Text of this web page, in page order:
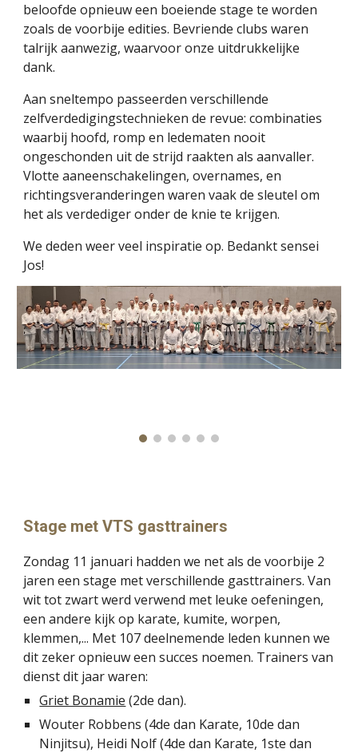
beloofde opnieuw een boeiende stage te worden
zoals de voorbije edities. Bevriende clubs waren
talrijk aanwezig, waarvoor onze uitdrukkelijke
dank.
Aan sneltempo passeerden verschillende
zelfverdedigingstechnieken de revue: combinaties
waarbij hoofd, romp en ledematen nooit
ongeschonden uit de strijd raakten als aanvaller.
Vlotte aaneenschakelingen, overnames, en
richtingsveranderingen waren vaak de sleutel om
het als verdediger onder de knie te krijgen.
We deden weer veel inspiratie op. Bedankt sensei
Jos!
Stage met VTS gasttrainers
Zondag 11 januari hadden we net als de voorbije 2
jaren een stage met verschillende gasttrainers. Van
wit tot zwart werd verwend met leuke oefeningen,
een andere kijk op karate, kumite, worpen,
klemmen,... Met 107 deelnemende leden kunnen we
dit zeker opnieuw een succes noemen. Trainers van
dienst dit jaar waren:
Griet Bonamie (2de dan).
Wouter Robbens (4de dan Karate, 10de dan
Ninjitsu), Heidi Nolf (4de dan Karate, 1ste dan